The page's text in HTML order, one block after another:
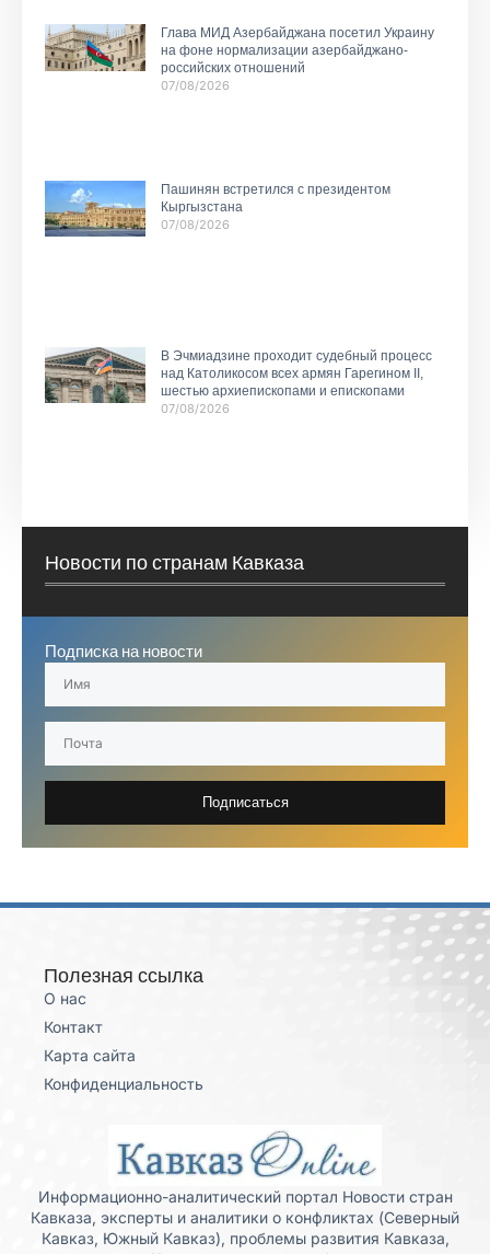
Глава МИД Азербайджана посетил Украину
на фоне нормализации азербайджано-
российских отношений
07/08/2026
Пашинян встретился с президентом
Кыргызстана
07/08/2026
В Эчмиадзине проходит судебный процесс
над Католикосом всех армян Гарегином II,
шестью архиепископами и епископами
07/08/2026
Новости по странам Кавказа
Подписка на новости
Подписаться
Полезная ссылка
О нас
Контакт
Карта сайта
Конфиденциальность
Информационно-аналитический портал Новости стран
Кавказа, эксперты и аналитики о конфликтах (Северный
Кавказ, Южный Кавказ), проблемы развития Кавказа,